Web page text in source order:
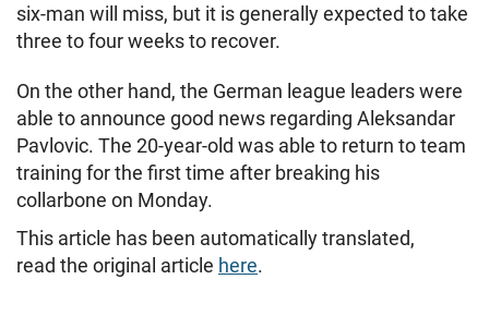
six-man will miss, but it is generally expected to take
three to four weeks to recover.
On the other hand, the German league leaders were
able to announce good news regarding Aleksandar
Pavlovic. The 20-year-old was able to return to team
training for the first time after breaking his
collarbone on Monday.
This article has been automatically translated,
read the original article here.